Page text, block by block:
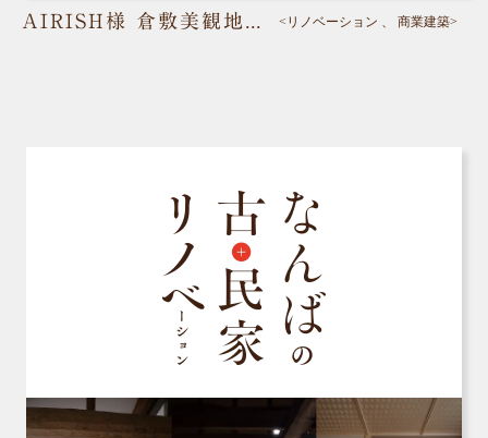
<リノベーション 、 商業建築>